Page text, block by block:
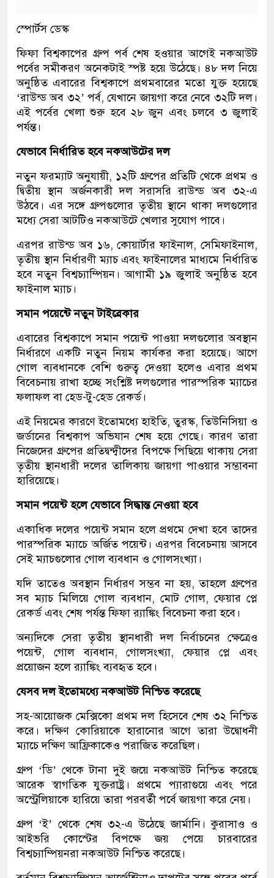
স্পোর্টস ডেস্ক
ফিফা বিশ্বকাপের গ্রুপ পর্ব শেষ হওয়ার আগেই নকআউট
পর্বের সমীকরণ অনেকটাই স্পষ্ট হয়ে উঠেছে। ৪৮ দল নিয়ে
অনুষ্ঠিত এবারের বিশ্বকাপে প্রথমবারের মতো যুক্ত হয়েছে
‘রাউন্ড অব ৩২’ পর্ব, যেখানে জায়গা করে নেবে ৩২টি দল।
এই পর্বের খেলা শুরু হবে ২৮ জুন এবং চলবে ৩ জুলাই
পর্যন্ত।
যেভাবে নির্ধারিত হবে নকআউটের দল
নতুন ফরম্যাট অনুযায়ী, ১২টি গ্রুপের প্রতিটি থেকে প্রথম ও
দ্বিতীয় স্থান অর্জনকারী দল সরাসরি রাউন্ড অব ৩২-এ
উঠবে। এর সঙ্গে গ্রুপগুলোর তৃতীয় স্থানে থাকা দলগুলোর
মধ্যে সেরা আটটিও নকআউটে খেলার সুযোগ পাবে।
এরপর রাউন্ড অব ১৬, কোয়ার্টার ফাইনাল, সেমিফাইনাল,
তৃতীয় স্থান নির্ধারণী ম্যাচ এবং ফাইনালের মাধ্যমে নির্ধারিত
হবে নতুন বিশ্বচ্যাম্পিয়ন। আগামী ১৯ জুলাই অনুষ্ঠিত হবে
ফাইনাল ম্যাচ।
সমান পয়েন্টে নতুন টাইব্রেকার
এবারের বিশ্বকাপে সমান পয়েন্ট পাওয়া দলগুলোর অবস্থান
নির্ধারণে একটি নতুন নিয়ম কার্যকর করা হয়েছে। আগে
গোল ব্যবধানকে বেশি গুরুত্ব দেওয়া হলেও এবার প্রথম
বিবেচনায় রাখা হচ্ছে সংশ্লিষ্ট দলগুলোর পারস্পরিক ম্যাচের
ফলাফল বা হেড-টু-হেড রেকর্ড।
এই নিয়মের কারণে ইতোমধ্যে হাইতি, তুরস্ক, তিউনিসিয়া ও
জর্ডানের বিশ্বকাপ অভিযান শেষ হয়ে গেছে। কারণ তারা
নিজেদের গ্রুপের প্রতিদ্বন্দ্বীদের বিপক্ষে পিছিয়ে থাকায় সেরা
তৃতীয় স্থানধারী দলের তালিকায় জায়গা পাওয়ার সম্ভাবনা
হারিয়েছে।
সমান পয়েন্ট হলে যেভাবে সিদ্ধান্ত নেওয়া হবে
একাধিক দলের পয়েন্ট সমান হলে প্রথমে দেখা হবে তাদের
পারস্পরিক ম্যাচে অর্জিত পয়েন্ট। এরপর বিবেচনায় আসবে
সেই ম্যাচগুলোর গোল ব্যবধান ও গোলসংখ্যা।
যদি তাতেও অবস্থান নির্ধারণ সম্ভব না হয়, তাহলে গ্রুপের
সব ম্যাচ মিলিয়ে গোল ব্যবধান, মোট গোল, ফেয়ার প্লে
রেকর্ড এবং শেষ পর্যন্ত ফিফা র‌্যাঙ্কিং বিবেচনা করা হবে।
অন্যদিকে সেরা তৃতীয় স্থানধারী দল নির্বাচনের ক্ষেত্রেও
পয়েন্ট, গোল ব্যবধান, গোলসংখ্যা, ফেয়ার প্লে এবং
প্রয়োজন হলে র‌্যাঙ্কিং ব্যবহৃত হবে।
যেসব দল ইতোমধ্যে নকআউট নিশ্চিত করেছে
সহ-আয়োজক মেক্সিকো প্রথম দল হিসেবে শেষ ৩২ নিশ্চিত
করে। দক্ষিণ কোরিয়াকে হারানোর আগে তারা উদ্বোধনী
ম্যাচে দক্ষিণ আফ্রিকাকেও পরাজিত করেছিল।
গ্রুপ ‘ডি’ থেকে টানা দুই জয়ে নকআউট নিশ্চিত করেছে
আরেক স্বাগতিক যুক্তরাষ্ট্র। প্রথমে প্যারাগুয়ে এবং পরে
অস্ট্রেলিয়াকে হারিয়ে তারা পরবর্তী পর্বে জায়গা করে নেয়।
গ্রুপ ‘ই’ থেকে শেষ ৩২-এ উঠেছে জার্মানি। কুরাসাও ও
আইভরি কোস্টের বিপক্ষে জয় পেয়ে চারবারের
বিশ্বচ্যাম্পিয়নরা নকআউট নিশ্চিত করেছে।